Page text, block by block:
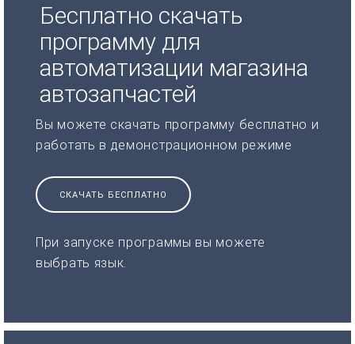
Бесплатно скачать
программу для
автоматизации магазина
автозапчастей
Вы можете скачать программу бесплатно и
работать в демонстрационном режиме
СКАЧАТЬ БЕСПЛАТНО
При запуске программы вы можете
выбрать язык.